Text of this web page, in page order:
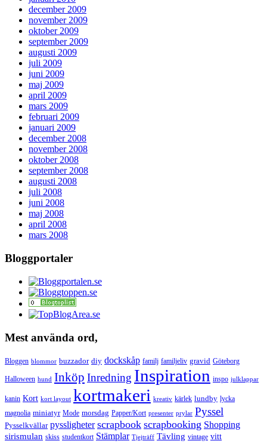
december 2009
november 2009
oktober 2009
september 2009
augusti 2009
juli 2009
juni 2009
maj 2009
april 2009
mars 2009
februari 2009
januari 2009
december 2008
november 2008
oktober 2008
september 2008
augusti 2008
juli 2008
juni 2008
maj 2008
april 2008
mars 2008
Bloggportaler
Mest använda ord,
Bloggen blommor buzzador diy dockskåp familj familjeliv gravid Göteborg
Halloween hund Inköp Inredning Inspiration inspo julklappar
kanin Kort kort layout kortmakeri kreativ kärlek lundby lycka
magnolia miniatyr Mode morsdag Papper/Kort presenter prylar Pyssel
Pysselkvällar pyssligheter scrapbook scrapbooking Shopping
sirismulan skiss studentkort Stämplar Tjejträff Tävling vintage vitt